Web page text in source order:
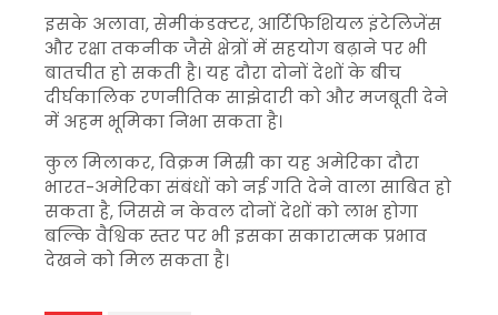
इसके अलावा, सेमीकंडक्टर, आर्टिफिशियल इंटेलिजेंस
और रक्षा तकनीक जैसे क्षेत्रों में सहयोग बढ़ाने पर भी
बातचीत हो सकती है। यह दौरा दोनों देशों के बीच
दीर्घकालिक रणनीतिक साझेदारी को और मजबूती देने
में अहम भूमिका निभा सकता है।
कुल मिलाकर, विक्रम मिस्री का यह अमेरिका दौरा
भारत-अमेरिका संबंधों को नई गति देने वाला साबित हो
सकता है, जिससे न केवल दोनों देशों को लाभ होगा
बल्कि वैश्विक स्तर पर भी इसका सकारात्मक प्रभाव
देखने को मिल सकता है।